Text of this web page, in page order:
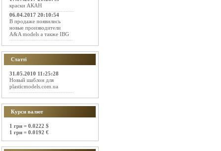
краски АКАН
06.04.2017 20:10:54
В продаже появились
новые производители
A&A models а также IBG
Статті
31.05.2010 11:25:28
Новый шаблон для
plasticmodels.com.ua
Курси валют
1 грн = 0.0222 $
1 грн = 0.0192 €